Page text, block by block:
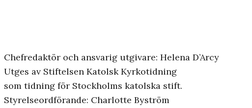
Chefredaktör och ansvarig utgivare: Helena D’Arcy
Utges av Stiftelsen Katolsk Kyrkotidning
som tidning för Stockholms katolska stift.
Styrelseordförande: Charlotte Byström